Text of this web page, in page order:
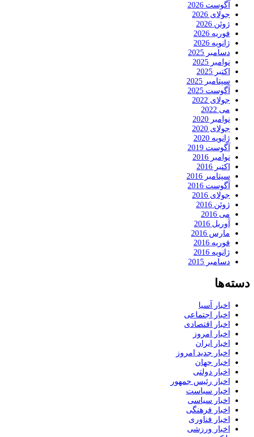
آگوست 2026
جولای 2026
ژوئن 2026
فوریه 2026
ژانویه 2026
دسامبر 2025
نوامبر 2025
اکتبر 2025
سپتامبر 2025
آگوست 2025
جولای 2022
می 2022
نوامبر 2020
جولای 2020
ژانویه 2020
آگوست 2019
نوامبر 2016
اکتبر 2016
سپتامبر 2016
آگوست 2016
جولای 2016
ژوئن 2016
می 2016
آوریل 2016
مارس 2016
فوریه 2016
ژانویه 2016
دسامبر 2015
دسته‌ها
اخبار آسیا
اخبار اجتماعی
اخبار اقتصادی
اخبار امروز
اخبار ایران
اخبار جدید امروز
اخبار جهان
اخبار دولتی
اخبار رئیس جمهور
اخبار سیاست
اخبار سیاسی
اخبار فرهنگی
اخبار فناوری
اخبار ورزشی